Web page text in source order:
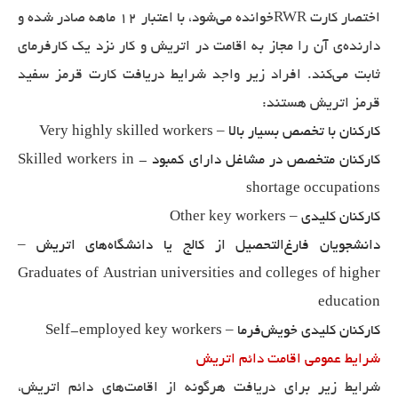
اختصار کارت RWRخوانده می‌شود، با اعتبار 12 ماهه صادر شده و
دارنده‌ی آن را مجاز به اقامت در اتریش و کار نزد یک کارفرمای
ثابت می‌کند. افراد زیر واجد شرایط دریافت کارت قرمز سفید
قرمز اتریش هستند:
کارکنان با تخصص بسیار بالا – Very highly skilled workers
کارکنان متخصص در مشاغل دارای کمبود - Skilled workers in
shortage occupations
کارکنان کلیدی – Other key workers
دانشجویان فارغ‌التحصیل از کالج یا دانشگاه‌های اتریش –
Graduates of Austrian universities and colleges of higher
education
کارکنان کلیدی خویش‌فرما – Self-employed key workers
شرایط عمومی اقامت دائم اتریش
شرایط زیر برای دریافت هرگونه از اقامت‌های دائم اتریش،